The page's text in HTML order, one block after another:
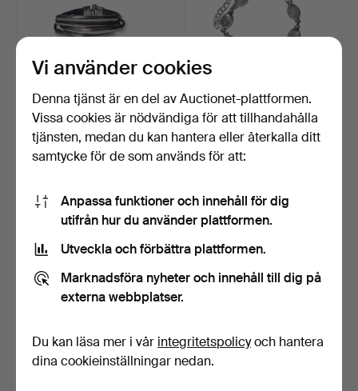
ETT AV 50 ARMBAND I
LÄDER OCH SILVER.
Klubbades 17 mar 2026
ARMBAND I SILVER OCH
ETIOPISK OPAL.
Vi använder cookies
Denna tjänst är en del av Auctionet-plattformen.
Vissa cookies är nödvändiga för att tillhandahålla
tjänsten, medan du kan hantera eller återkalla ditt
samtycke för de som används för att:
Anpassa funktioner och innehåll för dig
utifrån hur du använder plattformen.
Utveckla och förbättra plattformen.
Marknadsföra nyheter och innehåll till dig på
externa webbplatser.
Du kan läsa mer i vår integritetspolicyoch hantera
dina cookieinställningar nedan.